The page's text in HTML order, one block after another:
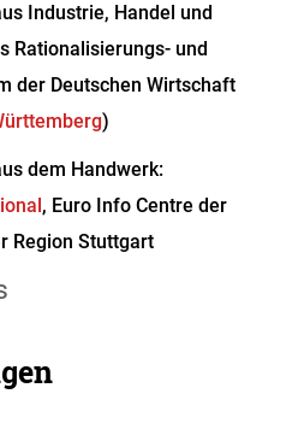
Industrie, Handel und
Rationalisierungs- und
der Deutschen Wirtschaft
)
dem Handwerk:
, Euro Info Centre der
Region Stuttgart